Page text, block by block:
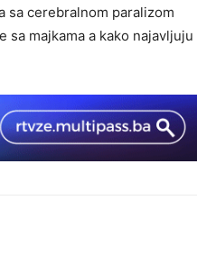
sa cerebralnom paralizom
sa majkama a kako najavljuju